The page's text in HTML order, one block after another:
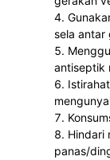
sela antar
antiseptik
Hindari
panas/